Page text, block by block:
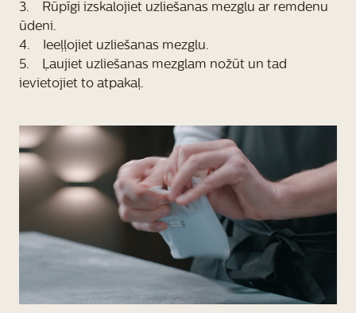
3. Rūpīgi izskalojiet uzliešanas mezglu ar remdenu
ūdeni.
4. Ieeļļojiet uzliešanas mezglu.
5. Ļaujiet uzliešanas mezglam nožūt un tad
ievietojiet to atpakaļ.